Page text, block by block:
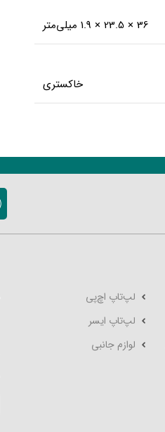
36 × 23.5 × 1.9 میلی‌متر
خاکستری
لپ‌تاپ اچ‌پی
لپ‌تاپ ایسر
لوازم جانبی